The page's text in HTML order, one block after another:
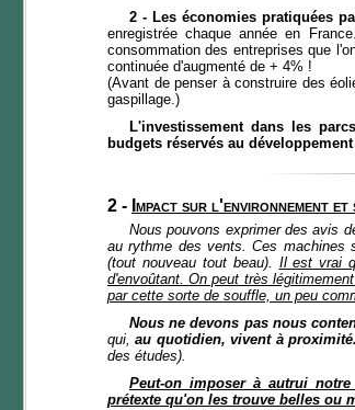
2 - Les économies pratiquées
enregistrée chaque année en
consommation des entreprises que
continuée d'augmenté de + 4% !
(Avant de penser à construire des
gaspillage.)
L'investissement dans les
budgets réservés au
2 - Impact sur l'environnement
Nous pouvons exprimer des avis
au rythme des vents. Ces machines
(tout nouveau tout beau). Il est vrai
d'envoûtant. On peut très
par cette sorte de souffle, un peu
Nous ne devons pas nous
qui,au quotidien, vivent à
des études).
Peut-on imposer à autrui
prétexte qu'on les trouve belles ou